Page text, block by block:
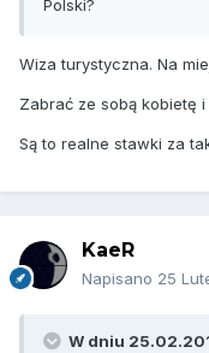
Polski?
Wiza turystyczna. Na
Zabrać ze sobą kobietę
Są to realne stawki za
KaeR
Napisano 25
W dniu